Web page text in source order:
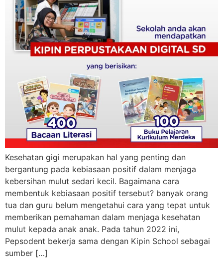
Kesehatan gigi merupakan hal yang penting dan
bergantung pada kebiasaan positif dalam menjaga
kebersihan mulut sedari kecil. Bagaimana cara
membentuk kebiasaan positif tersebut? banyak orang
tua dan guru belum mengetahui cara yang tepat untuk
memberikan pemahaman dalam menjaga kesehatan
mulut kepada anak anak. Pada tahun 2022 ini,
Pepsodent bekerja sama dengan Kipin School sebagai
sumber […]